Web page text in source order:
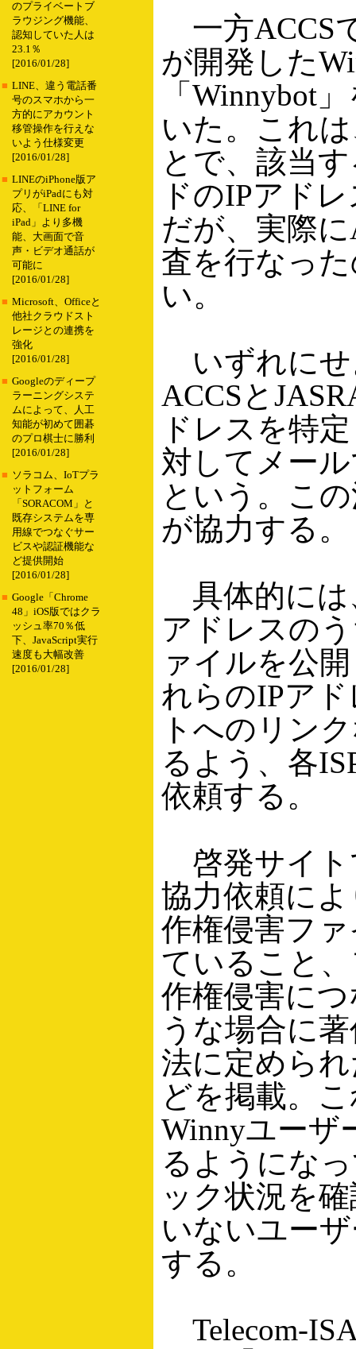
のプライベートブ
ラウジング機能、
認知していた人は
23.1％
[2016/01/28]
■ LINE、違う電話番
号のスマホから一
方的にアカウント
移管操作を行えな
いよう仕様変更
[2016/01/28]
■ LINEのiPhone版ア
プリがiPadにも対
応、「LINE for
iPad」より多機
能、大画面で音
声・ビデオ通話が
可能に
[2016/01/28]
■ Microsoft、Officeと
他社クラウドスト
レージとの連携を
強化
[2016/01/28]
■ Googleのディープ
ラーニングシステ
ムによって、人工
知能が初めて囲碁
のプロ棋士に勝利
[2016/01/28]
■ ソラコム、IoTプラ
ットフォーム
「SORACOM」と
既存システムを専
用線でつなぐサー
ビスや認証機能な
ど提供開始
[2016/01/28]
■ Google「Chrome
48」iOS版ではクラ
ッシュ率70％低
下、JavaScript実行
速度も大幅改善
[2016/01/28]
一方ACCS
が開発した
「Winnybot
いた。これ
とで、該当
ドのIPアド
だが、実際
査を行なっ
い。
いずれにせ
ACCSと
ドレスを特
対してメー
という。この
が協力する。
具体的には
アドレスの
ァイルを公
れらのIPア
トへのリン
るよう、各
依頼する。
啓発サイト
協力依頼に
作権侵害フ
ていること
作権侵害に
うな場合に
法に定めら
どを掲載。
Winnyユーザ
るようにな
ック状況を
いないユー
する。
Telecom-